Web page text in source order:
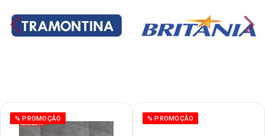
% PROMOÇÃO % PROMOÇÃO